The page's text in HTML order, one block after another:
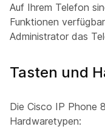
Auf Ihrem Telefon
Funktionen
Administrator das
Tasten und
Die Cisco IP Phone
Hardwaretypen: